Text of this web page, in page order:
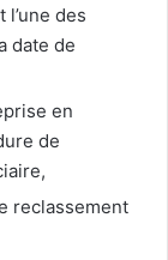
l’une des
date de
en
de
reclassement